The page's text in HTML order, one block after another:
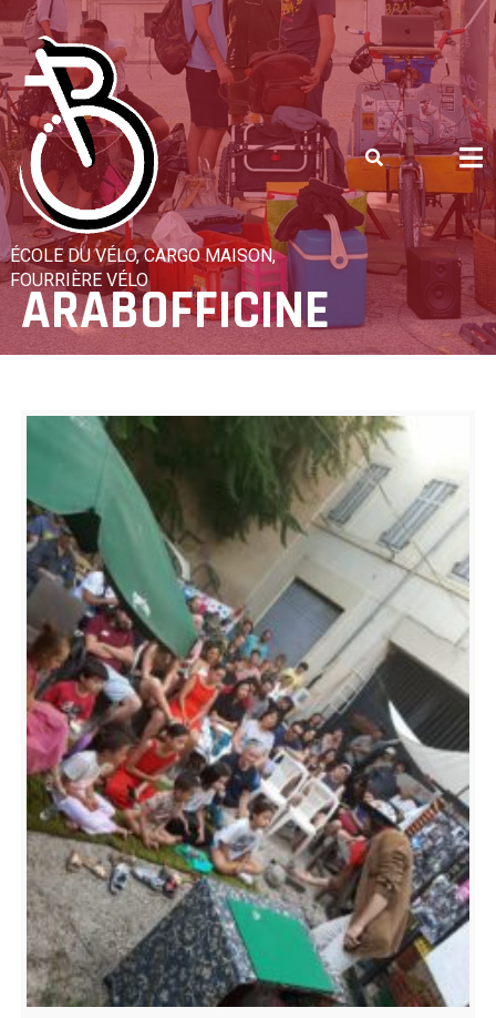
Skip
to
content
ÉCOLE DU VÉLO, CARGO MAISON,
FOURRIÈRE VÉLO
ARABOFFICINE